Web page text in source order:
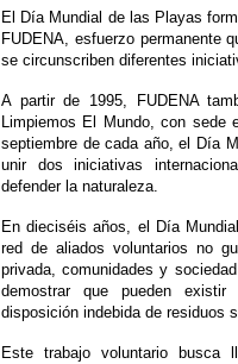
El Día Mundial de las Playas
FUDENA, esfuerzo permanente
se circunscriben diferentes
A partir de 1995, FUDENA
Limpiemos El Mundo, con sede
septiembre de cada año, el Día
unir dos iniciativas
defender la naturaleza.
En dieciséis años, el Día
red de aliados voluntarios no
privada, comunidades y
demostrar que pueden
disposición indebida de residuos
Este trabajo voluntario busca